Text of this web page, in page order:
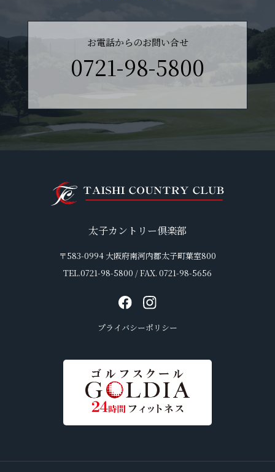
お電話からのお問い合せ
0721-98-5800
太子カントリー倶楽部
〒583-0994 大阪府南河内郡太子町葉室800
TEL.0721-98-5800 / FAX. 0721-98-5656
プライバシーポリシー